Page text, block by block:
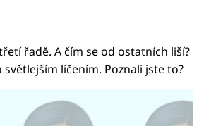
řadě. A čím se od ostatních liší?
líčením. Poznali jste to?